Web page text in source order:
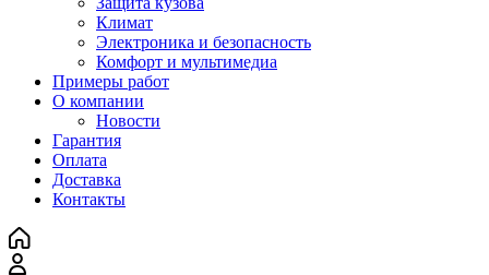
Климат
Электроника и безопасность
Комфорт и мультимедиа
Примеры работ
О компании
Новости
Гарантия
Оплата
Доставка
Контакты